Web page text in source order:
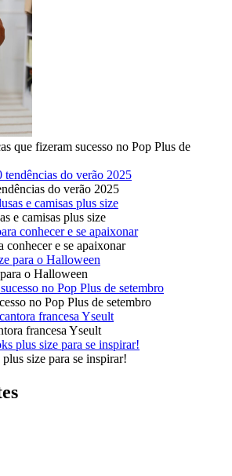
que fizeram sucesso no Pop Plus de
do verão 2025
e camisas plus size
conhecer e se apaixonar
o Halloween
no Pop Plus de setembro
francesa Yseult
size para se inspirar!